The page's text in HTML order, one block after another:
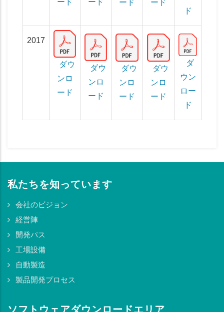
ード
ード
ド
2017
ダウ
ンロ
ード
ダウ
ンロ
ード
ダウ
ンロ
ード
ダウ
ンロ
ード
ダ
ウン
ロー
ド
私たちを知っています
会社のビジョン
経営陣
開発パス
工場設備
自動製造
製品開発プロセス
ソフトウェアダウンロードエリア